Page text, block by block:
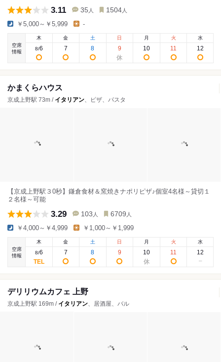
3.11 35 人 1504 人
￥5,000～￥5,999 -
空席
情報
木
8/6
金
7
土
8
日
9
月
10
火
11
水
12
かまくらハウス
京成上野駅 73m / イタリアン、ピザ、パスタ
【京成上野駅３0秒】鎌倉食材＆窯焼きナポリピザ♪個室4名様～貸切１
２名様～可能
3.29 103 人 6709 人
￥4,000～￥4,999 ￥1,000～￥1,999
空席
情報
木
8/6
金
7
土
8
日
9
月
10
火
11
水
12
デリリウムカフェ 上野
京成上野駅 169m / イタリアン、居酒屋、バル